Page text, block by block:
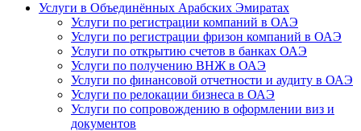
Услуги в Объединённых Арабских Эмиратах
Услуги по регистрации компаний в ОАЭ
Услуги по регистрации фризон компаний в ОАЭ
Услуги по открытию счетов в банках ОАЭ
Услуги по получению ВНЖ в ОАЭ
Услуги по финансовой отчетности и аудиту в ОАЭ
Услуги по релокации бизнеса в ОАЭ
Услуги по сопровождению в оформлении виз и
документов